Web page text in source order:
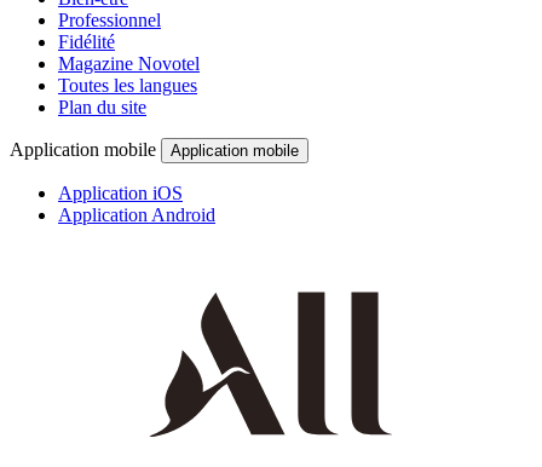
Professionnel
Fidélité
Magazine Novotel
Toutes les langues
Plan du site
Application mobile Application mobile
Application iOS
Application Android